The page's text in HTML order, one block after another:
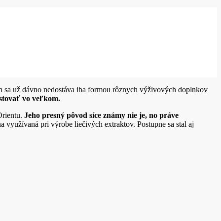
sa už dávno nedostáva iba formou rôznych výživových doplnkov
vo veľkom.
Jeho presný pôvod síce známy nie je, no práve
pri výrobe liečivých extraktov. Postupne sa stal aj